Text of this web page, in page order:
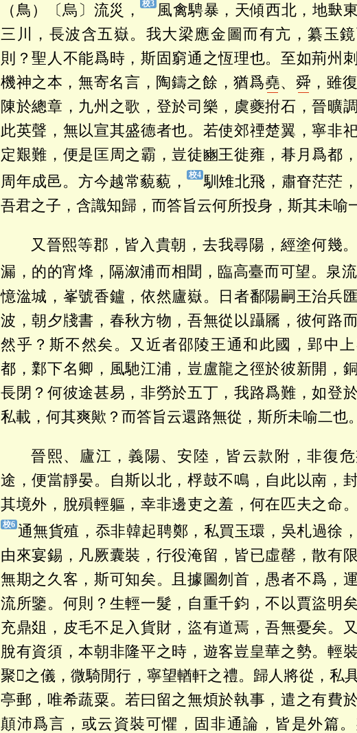
（鳥）〔烏〕流災，
風禽騁暴，天傾西北，地𡙇
三川，長波含五嶽。我大梁應金圖而有亢，纂玉
則？聖人不能爲時，斯固窮通之恆理也。至如荊州
機神之本，無寄名言，陶鑄之餘，猶爲堯、 舜 ，雖
陳於總章，九州之歌，登於司樂，虞夔拊石，晉曠
此英聲，無以宣其盛德者也。若使郊禋楚翼，寧非
定艱難，便是匡周之霸，豈徒豳王徙雍，朞月爲都
周年成邑。方今越常藐藐，
馴雉北飛，肅眘茫茫
吾君之子，含識知歸，而答旨云何所投身，斯其未喻
又晉熙等郡，皆入貴朝，去我尋陽，經塗何幾
漏，的的宵烽，隔溆浦而相聞，臨高臺而可望。泉
憶湓城，峯號香鑪，依然廬嶽。日者鄱陽嗣王治兵
波，朝夕牋書，春秋方物，吾無從以躡屩，彼何路
然乎？斯不然矣。又近者邵陵王通和此國，郢中
都，鄴下名卿，風馳江浦，豈盧龍之徑於彼新開，
長閉？何彼途甚易，非勞於五丁，我路爲難，如登
私載，何其爽歟？而答旨云還路無從，斯所未喻二也。
晉熙、廬江，義陽、安陸，皆云款附，非復
途，便當靜晏。自斯以北，桴鼓不鳴，自此以南，
其境外，脫殞輕軀，幸非邊吏之羞，何在匹夫之命
通無貨殖，忝非韓起聘鄭，私買玉環，吳札過徐，
由來宴錫，凡厥囊裝，行役淹留，皆已虛罄，散有
無期之久客，斯可知矣。且據圖刎首，愚者不爲，
流所鑒。何則？生輕一髮，自重千鈞，不以賈盜明
充鼎爼，皮毛不足入貨財，盜有道焉，吾無憂矣。
脫有資須，本朝非隆平之時，遊客豈皇華之勢。輕
聚𣟄之儀，微騎閒行，寧望輶軒之禮。歸人將從，私
亭郵，唯希蔬粟。若曰留之無煩於執事，遣之有費
顛沛爲言，或云資裝可懼，固非通論，皆是外篇